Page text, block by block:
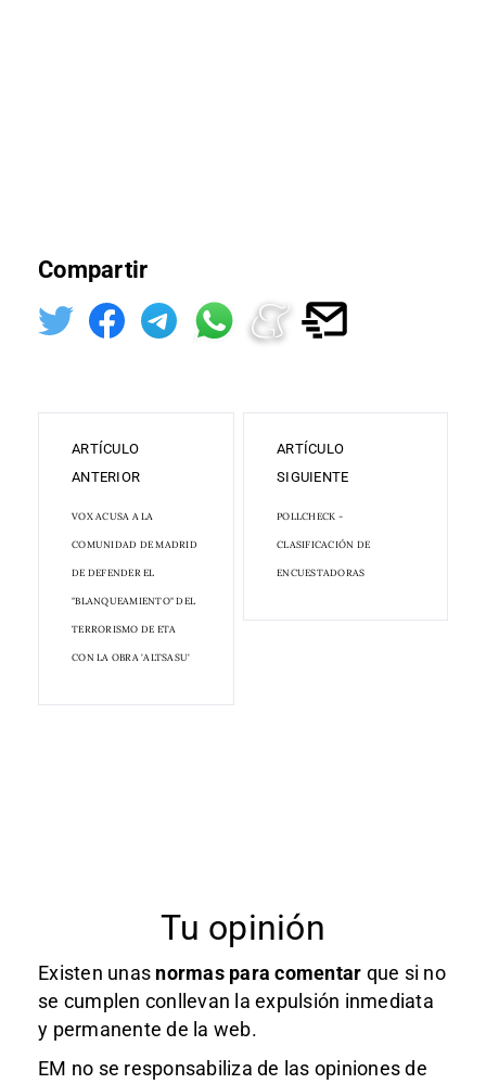
Compartir
ARTÍCULO
ANTERIOR
VOX ACUSA A LA
COMUNIDAD DE MADRID
DE DEFENDER EL
"BLANQUEAMIENTO" DEL
TERRORISMO DE ETA
CON LA OBRA 'ALTSASU'
ARTÍCULO
SIGUIENTE
POLLCHECK -
CLASIFICACIÓN DE
ENCUESTADORAS
Tu opinión
Existen unas normas para comentar que si no
se cumplen conllevan la expulsión inmediata
y permanente de la web.
EM no se responsabiliza de las opiniones de